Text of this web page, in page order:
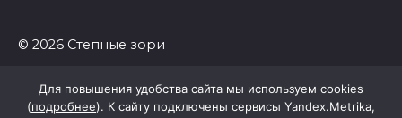
© 2026 Степные зори
Для повышения удобства сайта мы используем cookies
(подробнее). К сайту подключены сервисы Yandex.Metrika,